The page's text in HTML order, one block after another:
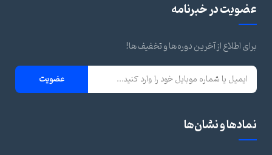
عضویت در خبرنامه
برای اطلاع از آخرین دوره‌ها و تخفیف‌ها!
عضویت
نمادها و نشان‌ها